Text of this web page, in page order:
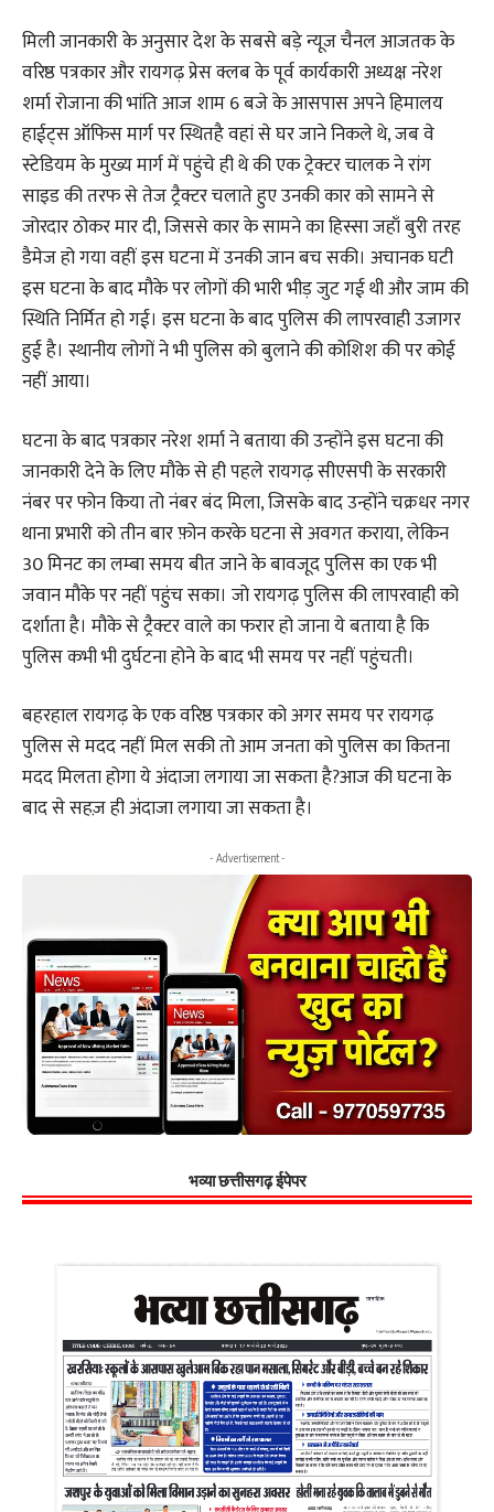
मिली जानकारी के अनुसार देश के सबसे बड़े न्यूज चैनल आजतक के
वरिष्ठ पत्रकार और रायगढ़ प्रेस क्लब के पूर्व कार्यकारी अध्यक्ष नरेश
शर्मा रोजाना की भांति आज शाम 6 बजे के आसपास अपने हिमालय
हाईट्स ऑफिस मार्ग पर स्थितहै वहां से घर जाने निकले थे, जब वे
स्टेडियम के मुख्य मार्ग में पहुंचे ही थे की एक ट्रेक्टर चालक ने रांग
साइड की तरफ से तेज ट्रैक्टर चलाते हुए उनकी कार को सामने से
जोरदार ठोकर मार दी, जिससे कार के सामने का हिस्सा जहाँ बुरी तरह
डैमेज हो गया वहीं इस घटना में उनकी जान बच सकी। अचानक घटी
इस घटना के बाद मौके पर लोगों की भारी भीड़ जुट गई थी और जाम की
स्थिति निर्मित हो गई। इस घटना के बाद पुलिस की लापरवाही उजागर
हुई है। स्थानीय लोगों ने भी पुलिस को बुलाने की कोशिश की पर कोई
नहीं आया।
घटना के बाद पत्रकार नरेश शर्मा ने बताया की उन्होंने इस घटना की
जानकारी देने के लिए मौके से ही पहले रायगढ़ सीएसपी के सरकारी
नंबर पर फोन किया तो नंबर बंद मिला, जिसके बाद उन्होंने चक्रधर नगर
थाना प्रभारी को तीन बार फ़ोन करके घटना से अवगत कराया, लेकिन
30 मिनट का लम्बा समय बीत जाने के बावजूद पुलिस का एक भी
जवान मौके पर नहीं पहुंच सका। जो रायगढ़ पुलिस की लापरवाही को
दर्शाता है। मौके से ट्रैक्टर वाले का फरार हो जाना ये बताया है कि
पुलिस कभी भी दुर्घटना होने के बाद भी समय पर नहीं पहुंचती।
बहरहाल रायगढ़ के एक वरिष्ठ पत्रकार को अगर समय पर रायगढ़
पुलिस से मदद नहीं मिल सकी तो आम जनता को पुलिस का कितना
मदद मिलता होगा ये अंदाजा लगाया जा सकता है?आज की घटना के
बाद से सहज़ ही अंदाजा लगाया जा सकता है।
- Advertisement -
भव्या छत्तीसगढ़ ईपेपर